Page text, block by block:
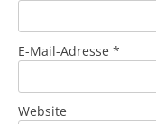
E-Mail-Adresse *
Website